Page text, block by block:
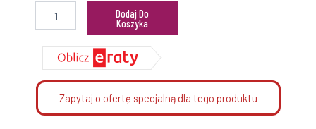
Dodaj Do
Koszyka
Zapytaj o ofertę specjalną dla tego produktu